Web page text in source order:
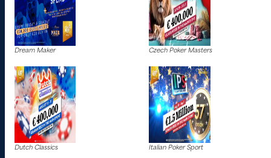
Dream Maker Czech Poker Masters
Dutch Classics Italian Poker Sport